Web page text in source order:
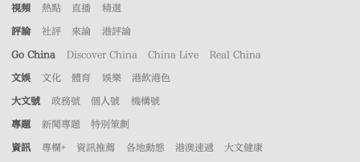
視頻 熱點 直播 精選
評論 社評 來論 港評論
Go China Discover China China Live Real China
文娛 文化 體育 娛樂 港飲港色
大文號 政務號 個人號 機構號
專題 新聞專題 特別策劃
資訊 專欄+ 資訊推薦 各地動態 港澳速遞 大文健康